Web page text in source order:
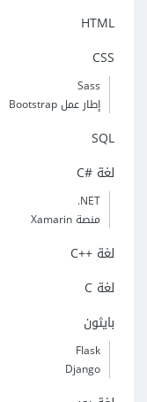
HTML
CSS
Sass
إطار عمل Bootstrap
SQL
لغة C#‎
‎.NET
منصة Xamarin
لغة C++‎
لغة C
بايثون
Flask
Django